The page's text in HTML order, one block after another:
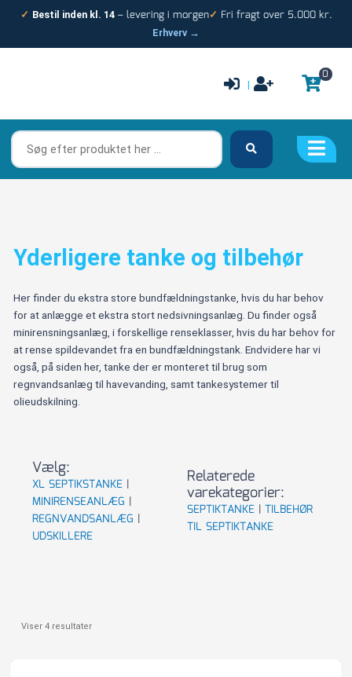
✓ Bestil inden kl. 14– levering i morgen✓ Fri fragt over 5.000 kr.
Erhverv →
|
0
Søg
efter
produktet
Yderligere tanke og tilbehør
Her finder du ekstra store bundfældningstanke, hvis du har behov
for at anlægge et ekstra stort nedsivningsanlæg. Du finder også
minirensningsanlæg, i forskellige renseklasser, hvis du har behov for
at rense spildevandet fra en bundfældningstank. Endvidere har vi
også, på siden her, tanke der er monteret til brug som
regnvandsanlæg til havevanding, samt tankesystemer til
olieudskilning.
Vælg:
XL SEPTIKSTANKE |
MINIRENSEANLÆG |
REGNVANDSANLÆG |
UDSKILLERE
Relaterede
varekategorier:
SEPTIKTANKE |TILBEHØR
TIL SEPTIKTANKE
Viser 4 resultater